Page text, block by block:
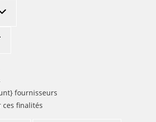
fournisseurs
ces finalités